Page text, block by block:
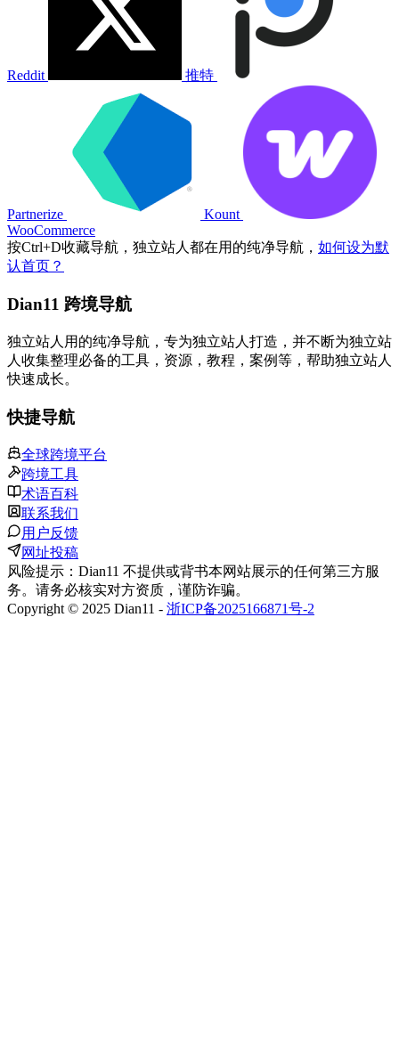
Reddit 推特
Partnerize
Kount
WooCommerce
按Ctrl+D收藏导航，独立站人都在用的纯净导航， 如何设为默
认首页？
Dian11 跨境导航
独立站人用的纯净导航，专为独立站人打造，并不断为独立站
人收集整理必备的工具，资源，教程，案例等，帮助独立站人
快速成长。
快捷导航
全球跨境平台
跨境工具
术语百科
联系我们
用户反馈
网址投稿
风险提示：Dian11 不提供或背书本网站展示的任何第三方服
务。请务必核实对方资质，谨防诈骗。
Copyright © 2025 Dian11 - 浙ICP备2025166871号-2